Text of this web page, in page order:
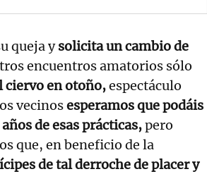
queja ysolicita un cambio de
encuentros amatorios sólo
ciervo en otoño,espectáculo
vecinosesperamos que podáis
de esas prácticas,pero
que, en beneficio de la
de tal derroche de placer y